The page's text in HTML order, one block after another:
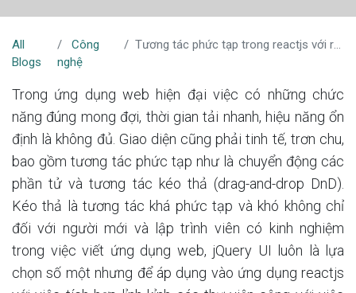
All
Blogs
Công
nghệ
Tương tác phức tạp trong reactjs với react Dnd
Trong ứng dụng web hiện đại việc có những chức
năng đúng mong đợi, thời gian tải nhanh, hiệu năng ổn
định là không đủ. Giao diện cũng phải tinh tế, trơn chu,
bao gồm tương tác phức tạp như là chuyển động các
phần tử và tương tác kéo thả (drag-and-drop DnD).
Kéo thả là tương tác khá phức tạp và khó không chỉ
đối với người mới và lập trình viên có kinh nghiệm
trong việc viết ứng dụng web, jQuery UI luôn là lựa
chọn số một nhưng để áp dụng vào ứng dụng reactjs